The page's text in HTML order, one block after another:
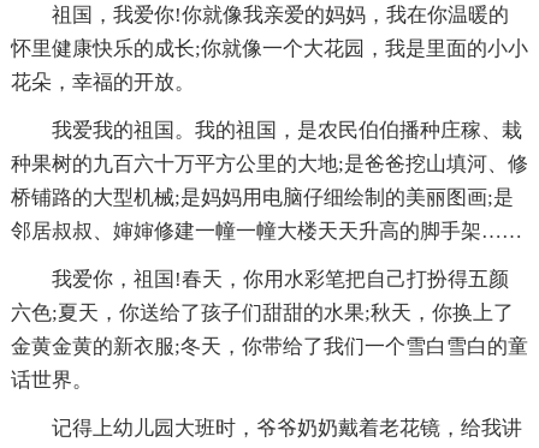
祖国，我爱你!你就像我亲爱的妈妈，我在你温暖的
怀里健康快乐的成长;你就像一个大花园，我是里面的小小
花朵，幸福的开放。
我爱我的祖国。我的祖国，是农民伯伯播种庄稼、栽
种果树的九百六十万平方公里的大地;是爸爸挖山填河、修
桥铺路的大型机械;是妈妈用电脑仔细绘制的美丽图画;是
邻居叔叔、婶婶修建一幢一幢大楼天天升高的脚手架……
我爱你，祖国!春天，你用水彩笔把自己打扮得五颜
六色;夏天，你送给了孩子们甜甜的水果;秋天，你换上了
金黄金黄的新衣服;冬天，你带给了我们一个雪白雪白的童
话世界。
记得上幼儿园大班时，爷爷奶奶戴着老花镜，给我讲